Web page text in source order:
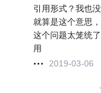
引用形式？我也
就算是这个意思
这个问题太笼统
用
2019-03-06